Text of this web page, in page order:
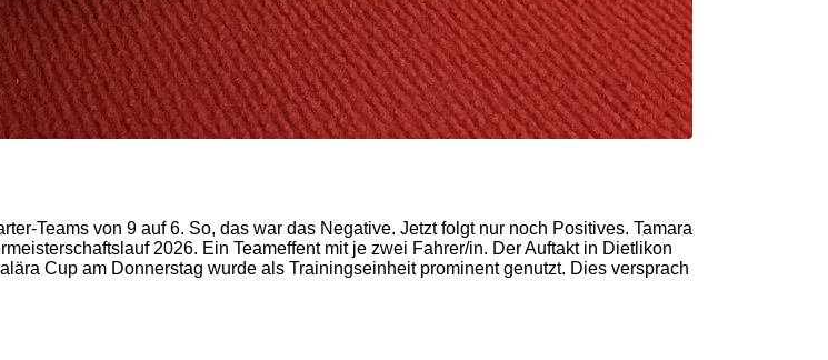
Teams von 9 auf 6. So, das war das Negative. Jetzt folgt nur noch Positives. Tamara
2026. Ein Teameffent mit je zwei Fahrer/in. Der Auftakt in Dietlikon
Cup am Donnerstag wurde als Trainingseinheit prominent genutzt. Dies versprach